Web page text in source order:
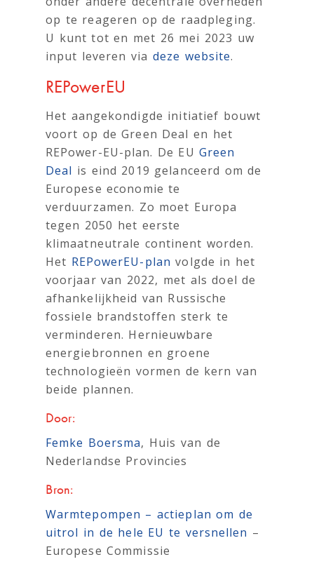
op te reageren op de raadpleging.
U kunt tot en met 26 mei 2023 uw
input leveren via deze website.
REPowerEU
Het aangekondigde initiatief bouwt
voort op de Green Deal en het
REPower-EU-plan. De EUGreen
Deal is eind 2019 gelanceerd om de
Europese economie te
verduurzamen. Zo moet Europa
tegen 2050 het eerste
klimaatneutrale continent worden.
Het REPowerEU-plan volgde in het
voorjaar van 2022, met als doel de
afhankelijkheid van Russische
fossiele brandstoffen sterk te
verminderen. Hernieuwbare
energiebronnen en groene
technologieën vormen de kern van
beide plannen.
Door:
Femke Boersma, Huis van de
Nederlandse Provincies
Bron:
Warmtepompen – actieplan om de
uitrol in de hele EU te versnellen –
Europese Commissie